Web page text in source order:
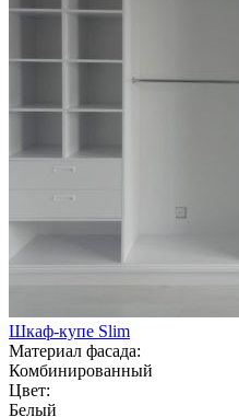
Шкаф-купе Slim
Материал фасада:
Комбинированный
Цвет:
Белый